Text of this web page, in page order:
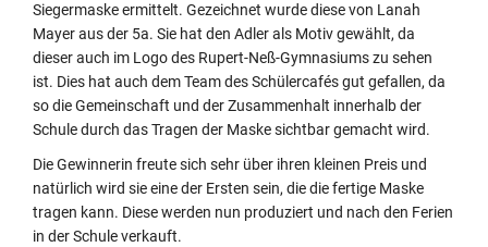
Siegermaske ermittelt. Gezeichnet wurde diese von Lanah
Mayer aus der 5a. Sie hat den Adler als Motiv gewählt, da
dieser auch im Logo des Rupert-Neß-Gymnasiums zu sehen
ist. Dies hat auch dem Team des Schülercafés gut gefallen, da
so die Gemeinschaft und der Zusammenhalt innerhalb der
Schule durch das Tragen der Maske sichtbar gemacht wird.
Die Gewinnerin freute sich sehr über ihren kleinen Preis und
natürlich wird sie eine der Ersten sein, die die fertige Maske
tragen kann. Diese werden nun produziert und nach den Ferien
in der Schule verkauft.